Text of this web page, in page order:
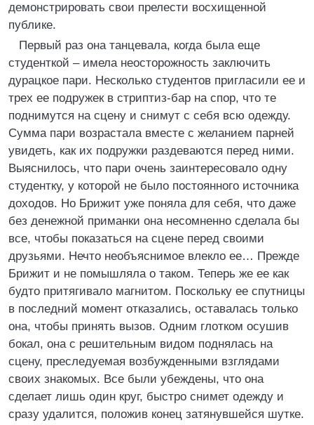
демонстрировать свои прелести восхищенной
публике.
Первый раз она танцевала, когда была еще
студенткой – имела неосторожность заключить
дурацкое пари. Несколько студентов пригласили ее и
трех ее подружек в стриптиз-бар на спор, что те
поднимутся на сцену и снимут с себя всю одежду.
Сумма пари возрастала вместе с желанием парней
увидеть, как их подружки раздеваются перед ними.
Выяснилось, что пари очень заинтересовало одну
студентку, у которой не было постоянного источника
доходов. Но Брижит уже поняла для себя, что даже
без денежной приманки она несомненно сделала бы
все, чтобы показаться на сцене перед своими
друзьями. Нечто необъяснимое влекло ее… Прежде
Брижит и не помышляла о таком. Теперь же ее как
будто притягивало магнитом. Поскольку ее спутницы
в последний момент отказались, оставалась только
она, чтобы принять вызов. Одним глотком осушив
бокал, она с решительным видом поднялась на
сцену, преследуемая возбужденными взглядами
своих знакомых. Все были убеждены, что она
сделает лишь один круг, быстро снимет одежду и
сразу удалится, положив конец затянувшейся шутке.